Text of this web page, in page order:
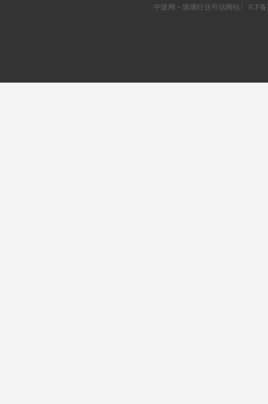
中玻网－玻璃行业可信网站
ICP